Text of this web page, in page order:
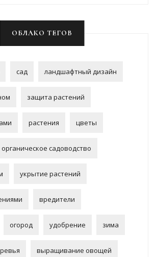
ОБЛАКО ТЕГОВ
сад ландшафтный дизайн
защита растений
растения цветы
органическое садоводство
укрытие растений
вредители
огород удобрение зима
выращивание овощей